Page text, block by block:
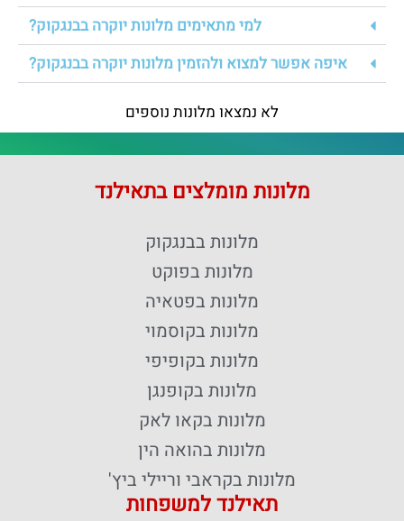
למי מתאימים מלונות יוקרה בבנגקוק?
איפה אפשר למצוא ולהזמין מלונות יוקרה בבנגקוק?
לא נמצאו מלונות נוספים
מלונות מומלצים בתאילנד
מלונות בבנגקוק
מלונות בפוקט
מלונות בפטאיה
מלונות בקוסמוי
מלונות בקופיפי
מלונות בקופנגן
מלונות בקאו לאק
מלונות בהואה הין
מלונות בקראבי וריילי ביץ'
תאילנד למשפחות